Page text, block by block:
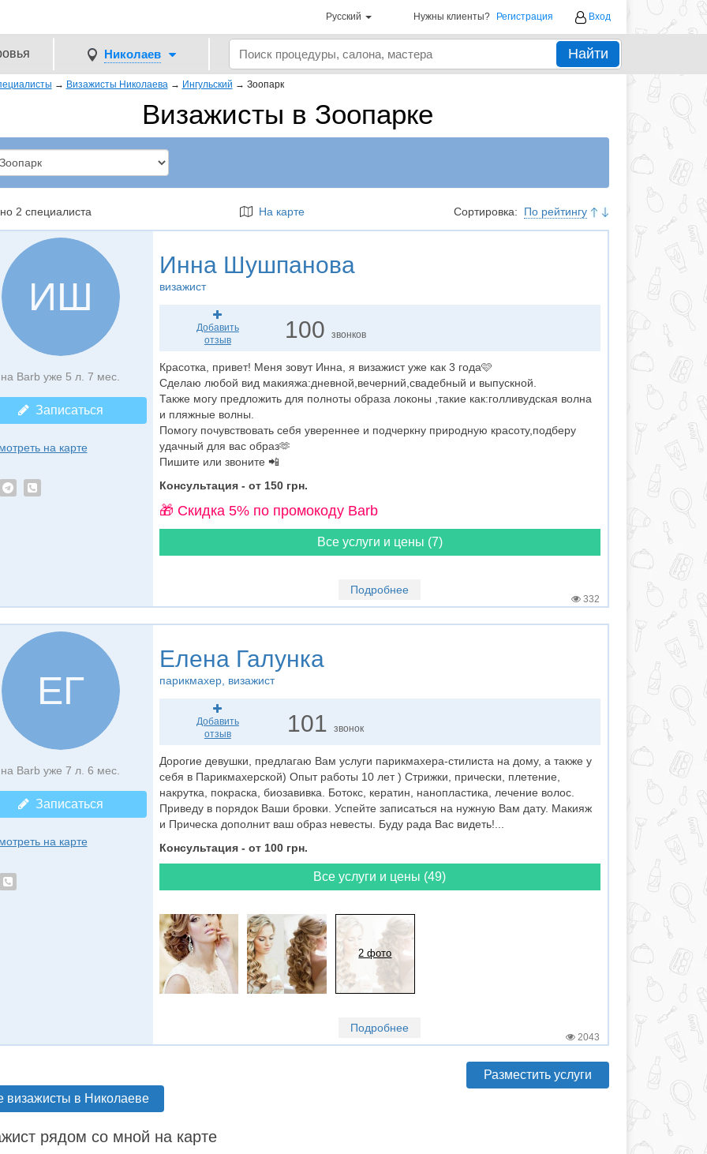
Русский Нужны клиенты? Регистрация Вход
Николаев Найти
→ Визажисты Николаева → Ингульский → Зоопарк
Визажисты в Зоопарке
2 специалиста На карте Сортировка: По рейтингу
ИШ
на Barb уже 5 л. 7 мес.
Записаться
на карте
Инна Шушпанова
визажист
Добавить
отзыв
100звонков
Красотка, привет! Меня зовут Инна, я визажист уже как 3 года🩷
Сделаю любой вид макияжа:дневной,вечерний,свадебный и выпускной.
Также могу предложить для полноты образа локоны ,такие как:голливудская волна
и пляжные волны.
Помогу почувствовать себя увереннее и подчеркну природную красоту,подберу
удачный для вас образ🫶
Пишите или звоните 📲
Консультация - от 150 грн.
🎁 Cкидка 5% по промокоду Barb
Все услуги и цены (7)
Подробнее
332
ЕГ
на Barb уже 7 л. 6 мес.
Записаться
на карте
Елена Галунка
парикмахер, визажист
Добавить
отзыв
101звонок
Дорогие девушки, предлагаю Вам услуги парикмахера-стилиста на дому, а также у
себя в Парикмахерской) Опыт работы 10 лет ) Стрижки, прически, плетение,
накрутка, покраска, биозавивка. Ботокс, кератин, нанопластика, лечение волос.
Приведу в порядок Ваши бровки. Успейте записаться на нужную Вам дату. Макияж
и Прическа дополнит ваш образ невесты. Буду рада Вас видеть!...
Консультация - от 100 грн.
Все услуги и цены (49)
2 фото
Подробнее
2043
визажисты в Николаеве
Разместить услуги
рядом со мной на карте